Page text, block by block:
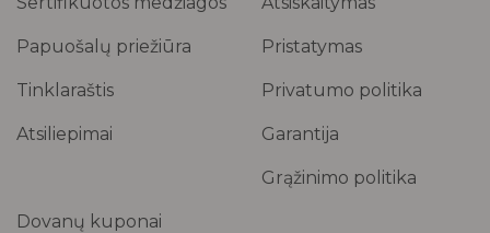
Papuošalų priežiūra
Tinklaraštis
Atsiliepimai
Pristatymas
Privatumo politika
Garantija
Grąžinimo politika
Dovanų kuponai